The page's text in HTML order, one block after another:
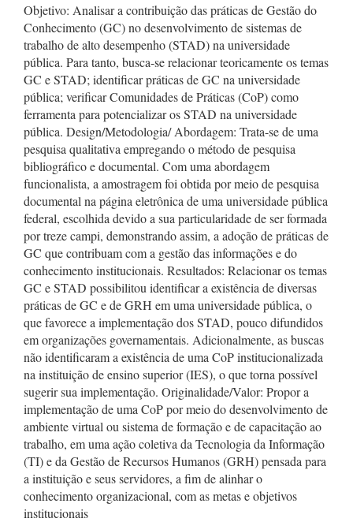
Objetivo: Analisar a contribuição das práticas de Gestão do
Conhecimento (GC) no desenvolvimento de sistemas de
trabalho de alto desempenho (STAD) na universidade
pública. Para tanto, busca-se relacionar teoricamente os temas
GC e STAD; identificar práticas de GC na universidade
pública; verificar Comunidades de Práticas (CoP) como
ferramenta para potencializar os STAD na universidade
pública. Design/Metodologia/ Abordagem: Trata-se de uma
pesquisa qualitativa empregando o método de pesquisa
bibliográfico e documental. Com uma abordagem
funcionalista, a amostragem foi obtida por meio de pesquisa
documental na página eletrônica de uma universidade pública
federal, escolhida devido a sua particularidade de ser formada
por treze campi, demonstrando assim, a adoção de práticas de
GC que contribuam com a gestão das informações e do
conhecimento institucionais. Resultados: Relacionar os temas
GC e STAD possibilitou identificar a existência de diversas
práticas de GC e de GRH em uma universidade pública, o
que favorece a implementação dos STAD, pouco difundidos
em organizações governamentais. Adicionalmente, as buscas
não identificaram a existência de uma CoP institucionalizada
na instituição de ensino superior (IES), o que torna possível
sugerir sua implementação. Originalidade/Valor: Propor a
implementação de uma CoP por meio do desenvolvimento de
ambiente virtual ou sistema de formação e de capacitação ao
trabalho, em uma ação coletiva da Tecnologia da Informação
(TI) e da Gestão de Recursos Humanos (GRH) pensada para
a instituição e seus servidores, a fim de alinhar o
conhecimento organizacional, com as metas e objetivos
institucionais